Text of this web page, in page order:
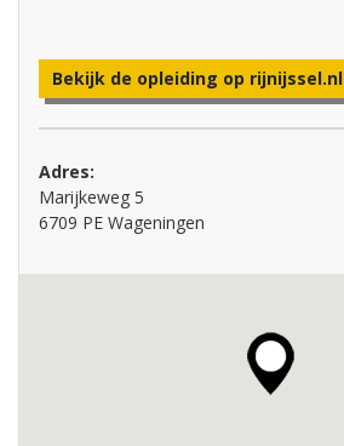
Bekijk de opleiding op rijnijssel.nl
Adres:
Marijkeweg 5
6709 PE Wageningen